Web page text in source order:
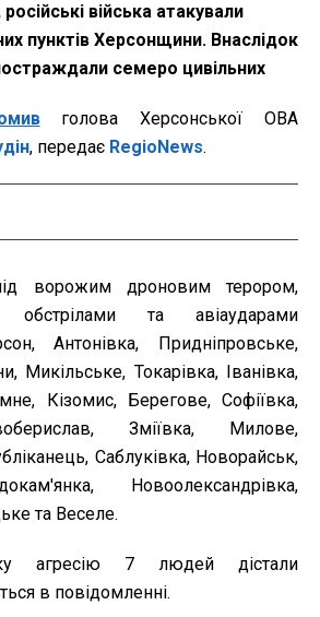
війська атакували
пунктів Херсонщини. Внаслідок
семеро цивільних
голова Херсонської ОВА
, передає RegioNews.
ворожим дроновим терором,
обстрілами та авіаударами
Антонівка, Придніпровське,
Микільське, Токарівка, Іванівка,
Кізомис, Берегове, Софіївка,
Зміївка, Милове,
Саблуківка, Новорайськ,
Новоолександрівка,
та Веселе.
агресію 7 людей дістали
в повідомленні.